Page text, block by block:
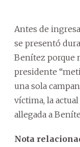
Antes de
se presentó
Benítez porque
presidente
una sola
víctima, la
allegada a
Nota